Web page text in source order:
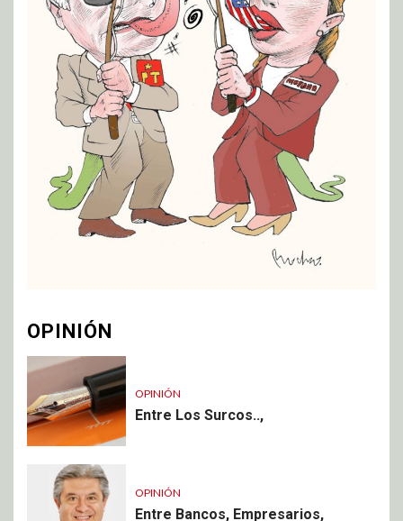
OPINIÓN
OPINIÓN
Entre Los Surcos..,
OPINIÓN
Entre Bancos, Empresarios,